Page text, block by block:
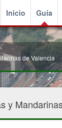
Inicio Guía
de Valencia
y